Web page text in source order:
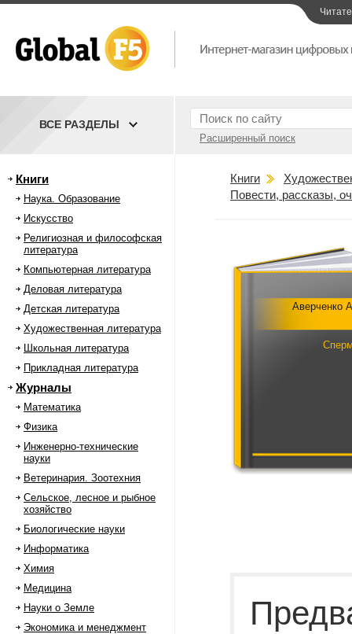
Расширенный поиск
ВСЕ РАЗДЕЛЫ
Книги
Наука. Образование
Искусство
Религиозная и философская
литература
Компьютерная литература
Деловая литература
Детская литература
Художественная литература
Школьная литература
Прикладная литература
Журналы
Математика
Физика
Инженерно-технические
науки
Ветеринария. Зоотехния
Сельское, лесное и рыбное
хозяйство
Биологические науки
Информатика
Химия
Медицина
Науки о Земле
Экономика и менеджмент
Книги
Повести, рассказы,
Аверченко